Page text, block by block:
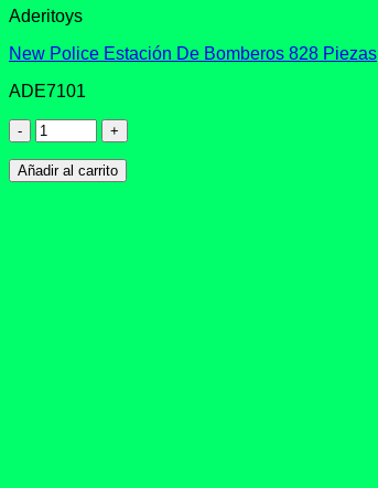
Aderitoys
New Police Estación De Bomberos 828 Piezas
ADE7101
New
Police
Estación
De
Añadir al carrito